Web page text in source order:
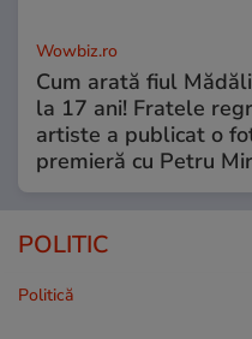
Wowbiz.ro
Cum arată fiul
la 17 ani! Fratele
artiste a publicat o
premieră cu Petru
POLITIC
Politică